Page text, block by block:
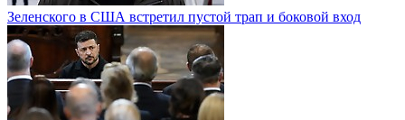
Зеленского в США встретил пустой трап и боковой вход